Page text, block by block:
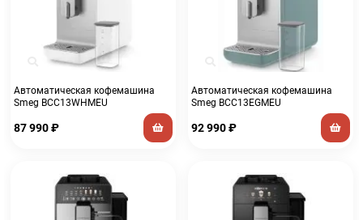
Автоматическая кофемашина
Smeg BCC13WHMEU
87 990₽
Автоматическая кофемашина
Smeg BCC13EGMEU
92 990₽